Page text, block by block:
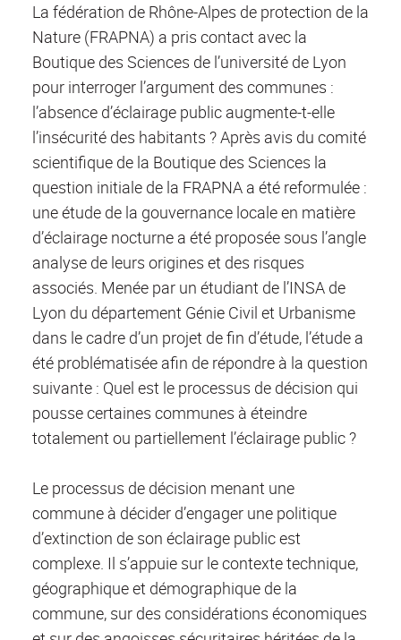
La fédération de Rhône-Alpes de protection de la
Nature (FRAPNA) a pris contact avec la
Boutique des Sciences de l’université de Lyon
pour interroger l’argument des communes :
l’absence d’éclairage public augmente-t-elle
l’insécurité des habitants ? Après avis du comité
scientifique de la Boutique des Sciences la
question initiale de la FRAPNA a été reformulée :
une étude de la gouvernance locale en matière
d’éclairage nocturne a été proposée sous l’angle
analyse de leurs origines et des risques
associés. Menée par un étudiant de l’INSA de
Lyon du département Génie Civil et Urbanisme
dans le cadre d’un projet de fin d’étude, l’étude a
été problématisée afin de répondre à la question
suivante : Quel est le processus de décision qui
pousse certaines communes à éteindre
totalement ou partiellement l’éclairage public ?
Le processus de décision menant une
commune à décider d’engager une politique
d’extinction de son éclairage public est
complexe. Il s’appuie sur le contexte technique,
géographique et démographique de la
commune, sur des considérations économiques